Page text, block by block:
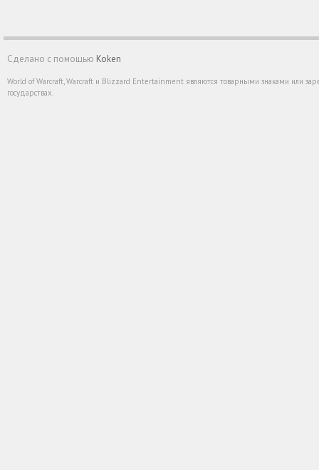
Сделано с помощью Koken
World of Warcraft, Warcraft и Blizzard Entertainment являются товарными знаками или
государствах.